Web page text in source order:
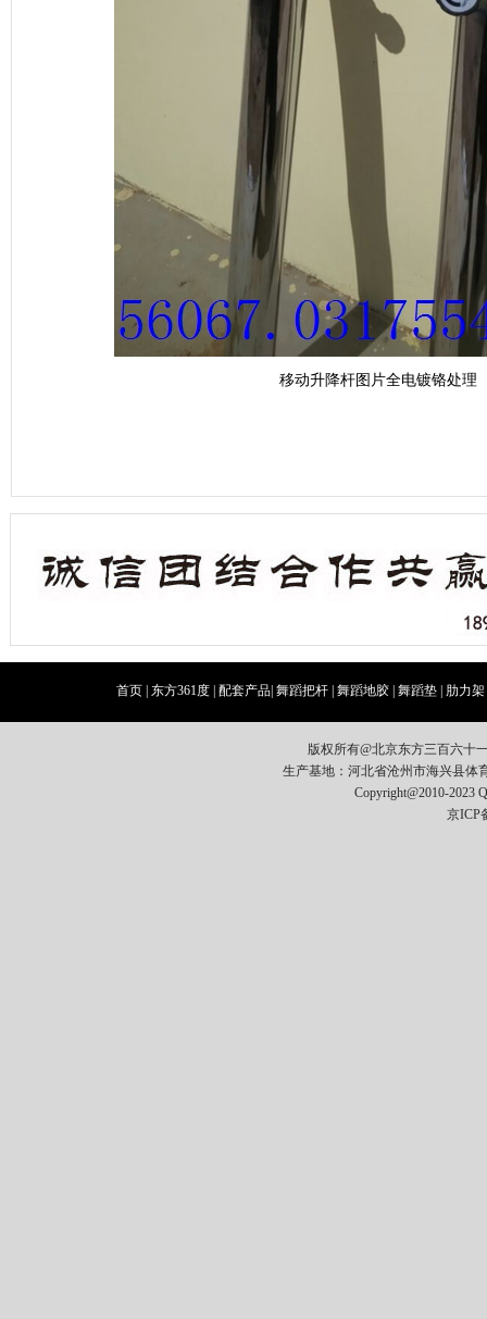
移动升降杆图片全电镀铬处理
首页| 东方361度| 配套产品| 舞蹈把杆| 舞蹈地胶| 舞蹈垫| 肋力架
版权所有@北京东方三百六十
生产基地：河北省沧州市海兴县体
Copyright@2010-2023
京ICP